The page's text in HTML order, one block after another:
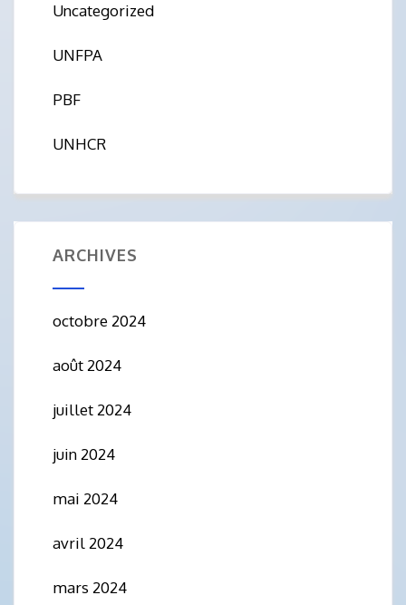
Uncategorized
UNFPA
PBF
UNHCR
ARCHIVES
octobre 2024
août 2024
juillet 2024
juin 2024
mai 2024
avril 2024
mars 2024